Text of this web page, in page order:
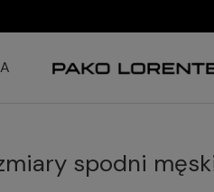
spodni